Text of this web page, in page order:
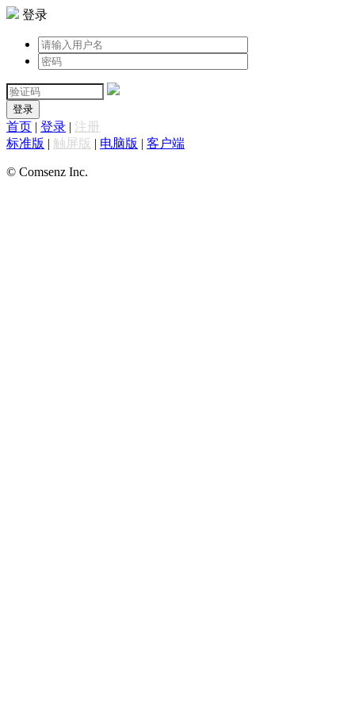
登录
登录
首页 | 登录 | 注册
标准版 | 触屏版 | 电脑版 | 客户端
© Comsenz Inc.